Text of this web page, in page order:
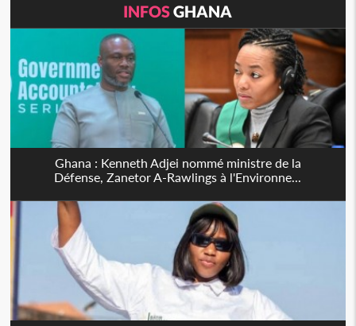
INFOSGHANA
Ghana : Kenneth Adjei nommé ministre de la
Défense, Zanetor A-Rawlings à l'Environne...